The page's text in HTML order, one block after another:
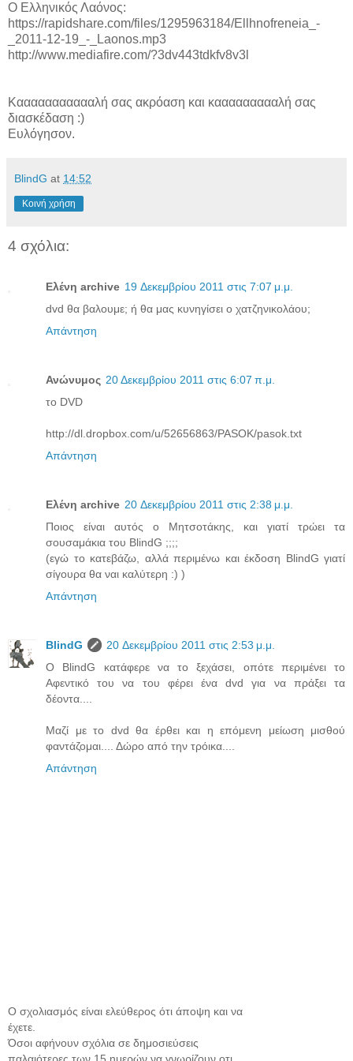
Ο Ελληνικός Λαόνος:
https://rapidshare.com/files/1295963184/Ellhnofreneia_-
_2011-12-19_-_Laonos.mp3
http://www.mediafire.com/?3dv443tdkfv8v3l
Καααααααααααλή σας ακρόαση και καααααααααλή σας
διασκέδαση :)
Ευλόγησον.
BlindG at 14:52
Κοινή χρήση
4 σχόλια:
Ελένη archive 19 Δεκεμβρίου 2011 στις 7:07 μ.μ.
dvd θα βαλουμε; ή θα μας κυνηγίσει ο χατζηνικολάου;
Απάντηση
Ανώνυμος 20 Δεκεμβρίου 2011 στις 6:07 π.μ.
το DVD
http://dl.dropbox.com/u/52656863/PASOK/pasok.txt
Απάντηση
Ελένη archive 20 Δεκεμβρίου 2011 στις 2:38 μ.μ.
Ποιος είναι αυτός ο Μητσοτάκης, και γιατί τρώει τα
σουσαμάκια του BlindG ;;;;
(εγώ το κατεβάζω, αλλά περιμένω και έκδοση BlindG γιατί
σίγουρα θα ναι καλύτερη :) )
Απάντηση
BlindG
20 Δεκεμβρίου 2011 στις 2:53 μ.μ.
Ο BlindG κατάφερε να το ξεχάσει, οπότε περιμένει το
Αφεντικό του να του φέρει ένα dvd για να πράξει τα
δέοντα....
Μαζί με το dvd θα έρθει και η επόμενη μείωση μισθού
φαντάζομαι.... Δώρο από την τρόικα....
Απάντηση
Ο σχολιασμός είναι ελεύθερος ότι άποψη και να
έχετε.
Όσοι αφήνουν σχόλια σε δημοσιεύσεις
παλαιότερες των 15 ημερών να γνωρίζουν οτι